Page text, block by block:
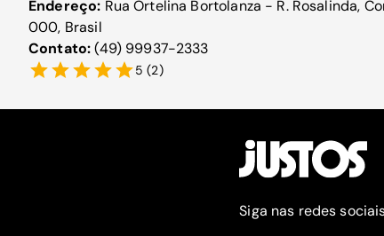
Endereço: Rua Ortelina Bortolanza - R. Rosalinda,
000, Brasil
Contato:(49) 99937-2333
5 (2)
Siga nas redes